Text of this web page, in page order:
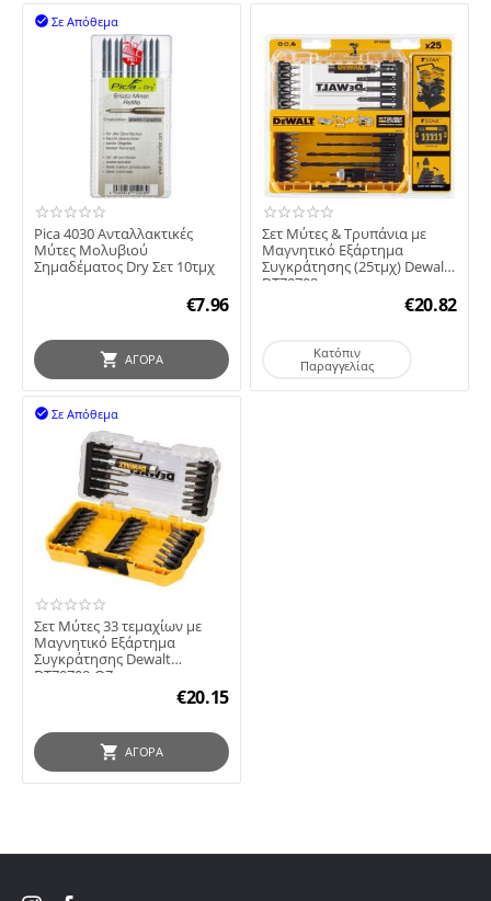
Σε Απόθεμα

Pica 4030 Ανταλλακτικές
Μύτες Μολυβιού
Σημαδέματος Dry Σετ 10τμχ
€7.96
ΑΓΟΡΆ
Σετ Μύτες & Τρυπάνια με
Μαγνητικό Εξάρτημα
Συγκράτησης (25τμχ) Dewalt
DT70708
€20.82
Κατόπιν
Παραγγελίας
Σε Απόθεμα

Σετ Μύτες 33 τεμαχίων με
Μαγνητικό Εξάρτημα
Συγκράτησης Dewalt
DT70709-QZ
€20.15
ΑΓΟΡΆ